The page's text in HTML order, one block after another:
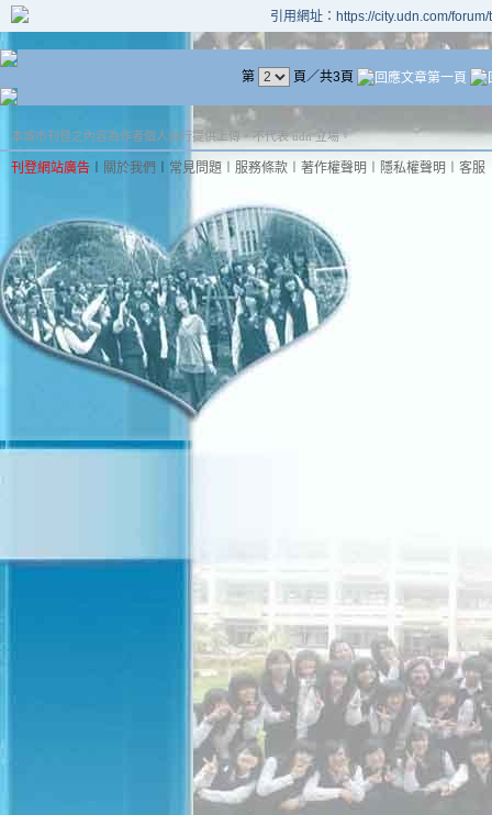
引用網址：https://city.udn.com/
第 頁／共3頁
本城市刊登之內容為作者個人自行提供上傳，不代表 udn 立場。
刊登網站廣告 關於我們 常見問題 服務條款 著作權聲明 隱私權聲明 客服